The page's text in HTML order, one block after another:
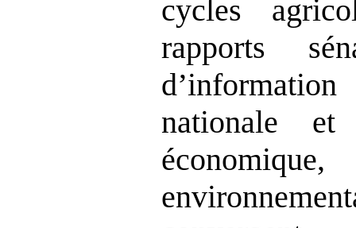
cycles
rapports
nationale